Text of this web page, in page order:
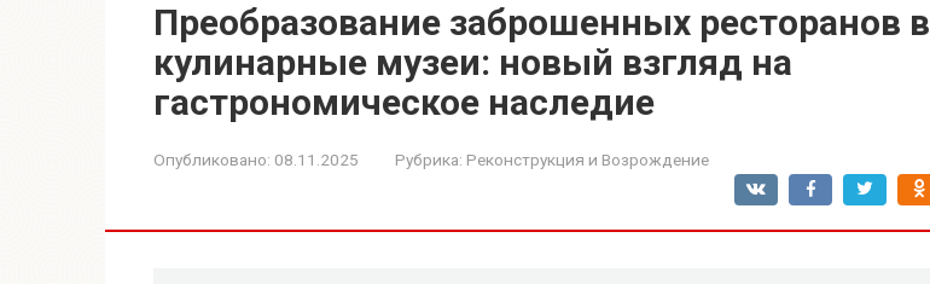
Преобразование заброшенных ресторанов в
кулинарные музеи: новый взгляд на
гастрономическое наследие
Опубликовано: 08.11.2025 Рубрика: Реконструкция и Возрождение